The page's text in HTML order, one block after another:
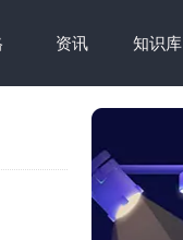
资讯 知识库